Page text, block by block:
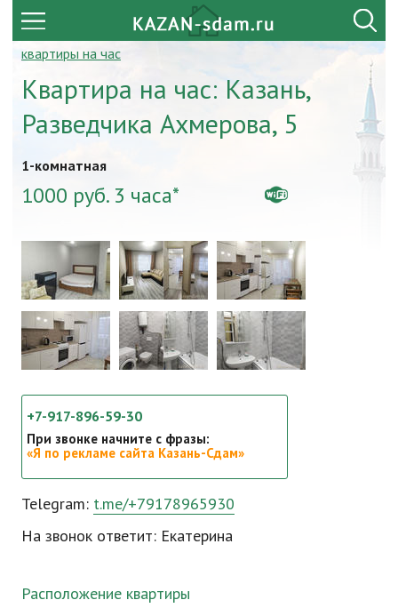
квартиры на час
Квартира на час: Казань,
Разведчика Ахмерова, 5
1-комнатная
1000 руб. 3 часа*
+7-917-896-59-30
При звонке начните с фразы:
«Я по рекламе сайта Казань-Сдам»
Telegram: t.me/+79178965930
На звонок ответит: Екатерина
Расположение квартиры